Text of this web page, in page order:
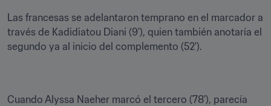
Las francesas se adelantaron temprano en el marcador a
través de Kadidiatou Diani (9'), quien también anotaría el
segundo ya al inicio del complemento (52').
Cuando Alyssa Naeher marcó el tercero (78'), parecía